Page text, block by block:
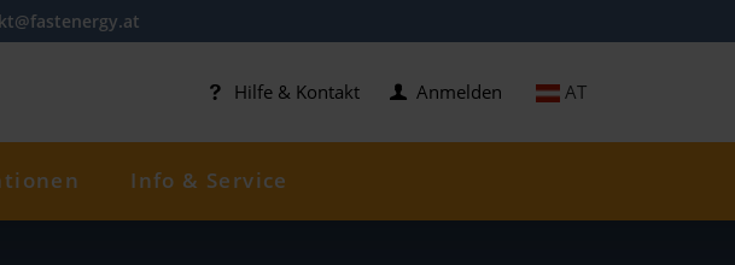
AT
Hilfe & Kontakt Anmelden
Info & Service